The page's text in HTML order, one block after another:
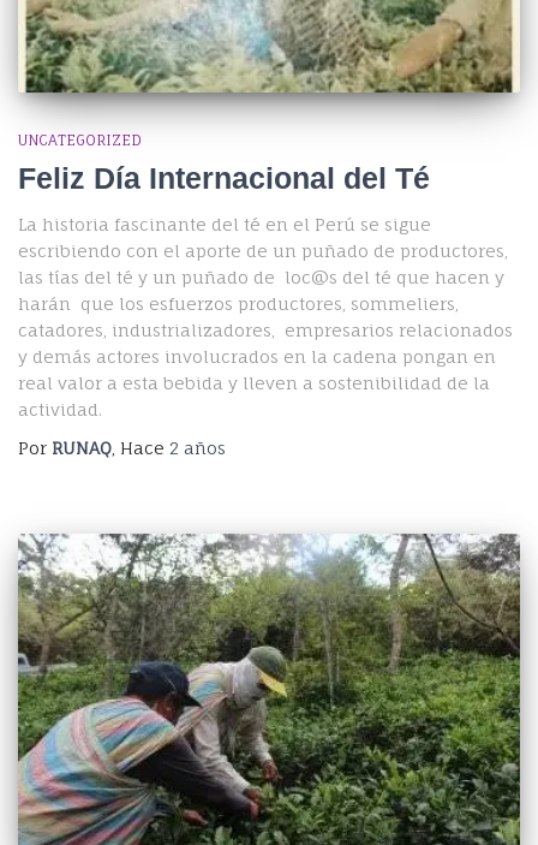
UNCATEGORIZED
Feliz Día Internacional del Té
La historia fascinante del té en el Perú se sigue
escribiendo con el aporte de un puñado de productores,
las tías del té y un puñado de loc@s del té que hacen y
harán que los esfuerzos productores, sommeliers,
catadores, industrializadores, empresarios relacionados
y demás actores involucrados en la cadena pongan en
real valor a esta bebida y lleven a sostenibilidad de la
actividad.
Por RUNAQ , Hace 2 años